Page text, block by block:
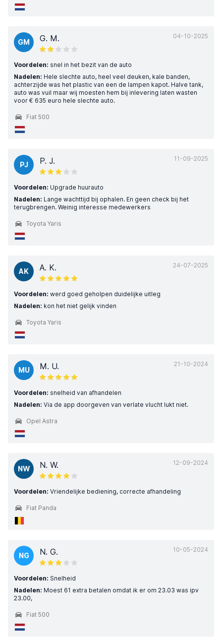
04-10-2025
GM G. M.
Voordelen: snel in het bezit van de auto
Nadelen: Hele slechte auto, heel veel deuken, kale banden,
achterzijde was het plastic van een de lampen kapot. Halve tank,
auto was vuil maar wij moesten hem bij inlevering laten wasten
voor € 635 euro hele slechte auto.
Fiat 500
11-09-2025
PJ P. J.
Voordelen: Upgrade huurauto
Nadelen: Lange wachttijd bij ophalen. En geen check bij het
terugbrengen. Weinig interesse medewerkers
Toyota Yaris
24-07-2025
AK A. K.
Voordelen: werd goed geholpen duidelijke uitleg
Nadelen: kon het niet gelijk vinden
Toyota Yaris
21-10-2024
MU M. U.
Voordelen: snelheid van afhandelen
Nadelen: Via de app doorgeven van verlate vlucht lukt niet.
Opel Astra
12-09-2024
NW N. W.
Voordelen: Vriendelijke bediening, correcte afhandeling
Fiat Panda
10-05-2024
NG N. G.
Voordelen: Snelheid
Nadelen: Moest 61 extra betalen omdat ik er om 23.03 was ipv
23.00,
Fiat 500